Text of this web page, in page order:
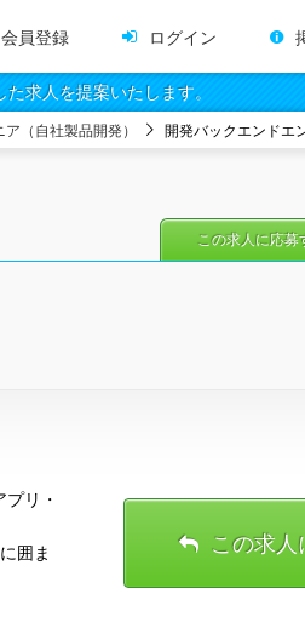
会員登録 ログイン
求人を提案いたします。
（自社製品開発） 開発バックエンドエ
この求人に応募
リ・
囲ま
この求人